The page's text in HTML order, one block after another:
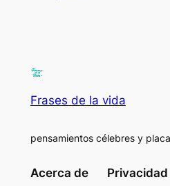
Frases de la vida
pensamientos célebres y
Acerca de Privacidad